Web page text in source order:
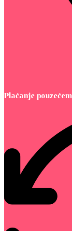
Plaćanje pouzećem